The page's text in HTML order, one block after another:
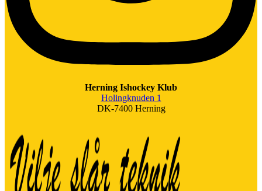
Herning Ishockey Klub
Holingknuden 1
DK-7400 Herning